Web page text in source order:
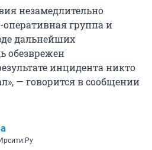
незамедлительно
оперативная группа и
дальнейших
обезврежен
инцидента никто
— говорится в сообщении